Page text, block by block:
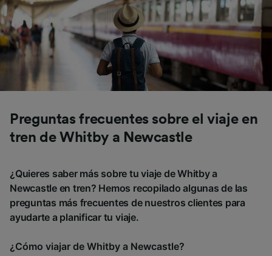
Preguntas frecuentes sobre el viaje en
tren de Whitby a Newcastle
¿Quieres saber más sobre tu viaje de Whitby a
Newcastle en tren? Hemos recopilado algunas de las
preguntas más frecuentes de nuestros clientes para
ayudarte a planificar tu viaje.
¿Cómo viajar de Whitby a Newcastle?